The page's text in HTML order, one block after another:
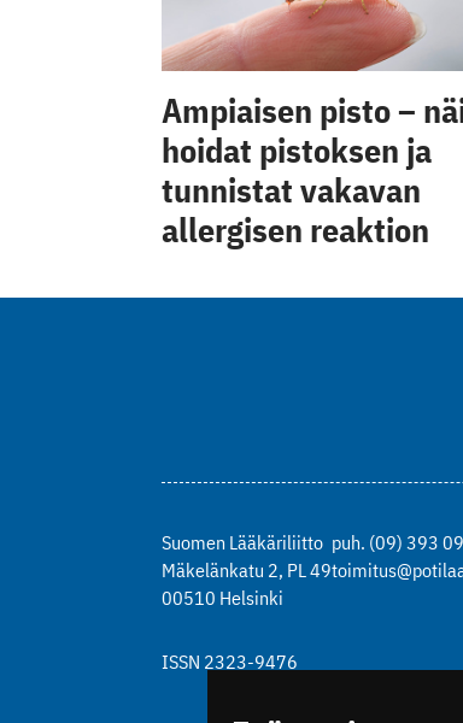
Ampiaisen pisto –
hoidat pistoksen ja
tunnistat vakavan
allergisen reaktion
Suomen Lääkäriliitto
Mäkelänkatu 2, PL 49
00510 Helsinki
puh. (09) 393
ISSN 2323-9476